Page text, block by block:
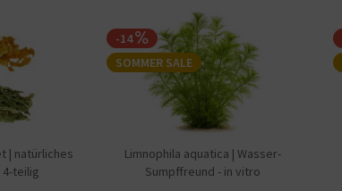
| natürliches
teilig
-14
SOMMER SALE
Limnophila aquatica | Wasser-
Sumpffreund - in vitro